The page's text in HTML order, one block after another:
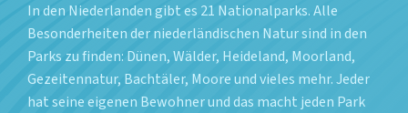
In den Niederlanden gibt es 21 Nationalparks. Alle
Besonderheiten der niederländischen Natur sind in den
Parks zu finden: Dünen, Wälder, Heideland, Moorland,
Gezeitennatur, Bachtäler, Moore und vieles mehr. Jeder
hat seine eigenen Bewohner und das macht jeden Park